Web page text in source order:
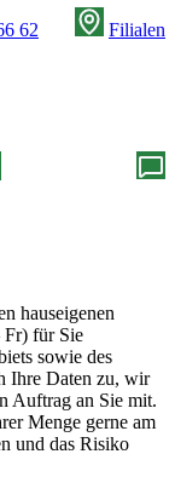
62 Filialen
hauseigenen
Fr) für Sie
sowie des
Ihre Daten zu, wir
Auftrag an Sie mit.
Menge gerne am
und das Risiko